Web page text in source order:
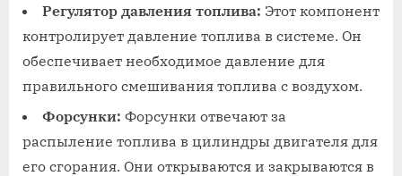
Регулятор давления топлива: Этот компонент
контролирует давление топлива в системе. Он
обеспечивает необходимое давление для
правильного смешивания топлива с воздухом.
Форсунки: Форсунки отвечают за
распыление топлива в цилиндры двигателя для
его сгорания. Они открываются и закрываются в